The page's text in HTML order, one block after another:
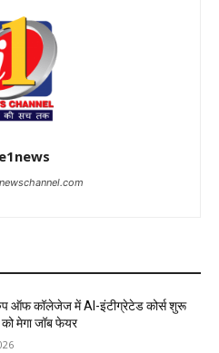
ऑफ कॉलेजेज में AI-इंटीग्रेटेड कोर्स शुरू
मेगा जॉब फेयर